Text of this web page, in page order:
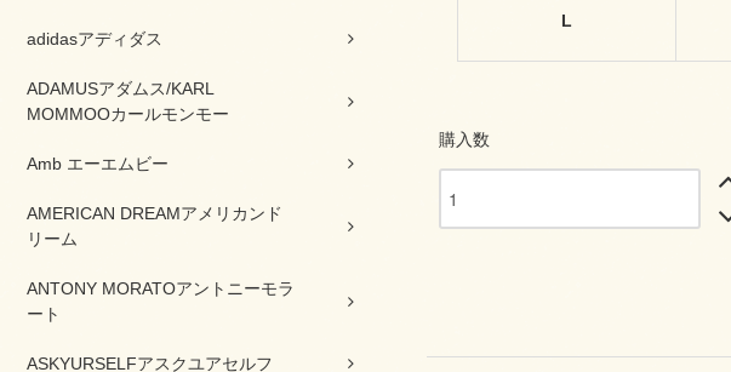
adidasアディダス
ADAMUSアダムス/KARL
MOMMOOカールモンモー
Amb エーエムビー
AMERICAN DREAMアメリカンド
リーム
ANTONY MORATOアントニーモラ
ート
ASKYURSELFアスクユアセルフ
L
購入数